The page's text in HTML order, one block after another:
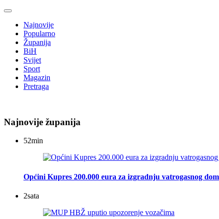
Najnovije
Popularno
Županija
BiH
Svijet
Sport
Magazin
Pretraga
Najnovije županija
52min
Općini Kupres 200.000 eura za izgradnju vatrogasnog
2sata